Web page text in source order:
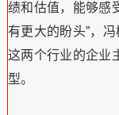
绩和估值，能够感
有更大的盼头”，
这两个行业的企业
型。